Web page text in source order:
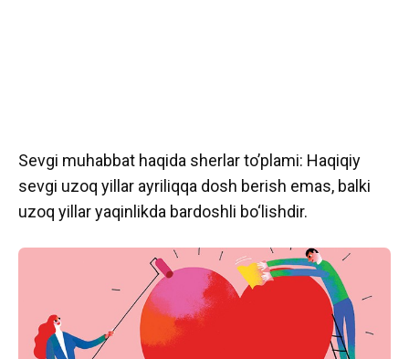
Sevgi muhabbat haqida sherlar to’plami: Haqiqiy
sevgi uzoq yillar ayriliqqa dosh berish emas, balki
uzoq yillar yaqinlikda bardoshli bo‘lishdir.